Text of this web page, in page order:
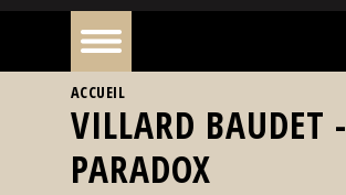
À
une
VOUS ÊTES ICI
ACCUEIL
VILLARD BAUDET -
PARADOX